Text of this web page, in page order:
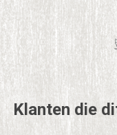
Klanten die